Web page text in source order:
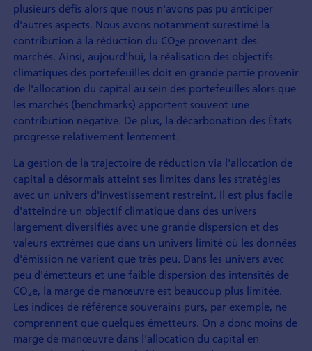
plusieurs défis alors que nous n'avons pas pu anticiper
d'autres aspects. Nous avons notamment surestimé la
contribution à la réduction du CO2e provenant des
marchés. Ainsi, aujourd'hui, la réalisation des objectifs
climatiques des portefeuilles doit en grande partie provenir
de l'allocation du capital au sein des portefeuilles alors que
les marchés (benchmarks) apportent souvent une
contribution négative. De plus, la décarbonation des États
progresse relativement lentement.
La gestion de la trajectoire de réduction via l'allocation de
capital a désormais atteint ses limites dans les stratégies
avec un univers d'investissement restreint. Il est plus facile
d'atteindre un objectif climatique dans des univers
largement diversifiés avec une grande dispersion et des
valeurs extrêmes que dans un univers limité où les données
d'émission ne varient que très peu. Dans les univers avec
peu d'émetteurs et une faible dispersion des intensités de
CO2e, la marge de manœuvre est beaucoup plus limitée.
Les indices de référence souverains purs, par exemple, ne
comprennent que quelques émetteurs. On a donc moins de
marge de manœuvre dans l'allocation du capital en